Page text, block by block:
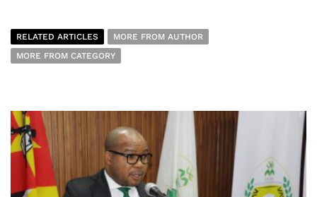
RELATED ARTICLES
MORE FROM AUTHOR
MORE FROM CATEGORY